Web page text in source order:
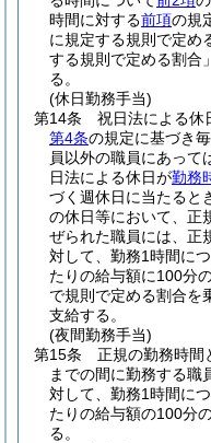
時間に対する前項の規
に規定する規則で定め
する規則で定める割合
る。
(休日勤務手当)
第14条
祝日法による休
第4条の規定に基づき
員以外の職員にあって
日法による休日が勤務
づく週休日に当たると
の休日等において、正
ぜられた職員には、正
対して、勤務1時間につ
たりの給与額に100分
で規則で定める割合を
支給する。
(夜間勤務手当)
第15条
正規の勤務時間
までの間に勤務する職
対して、勤務1時間につ
たりの給与額の100分
る。